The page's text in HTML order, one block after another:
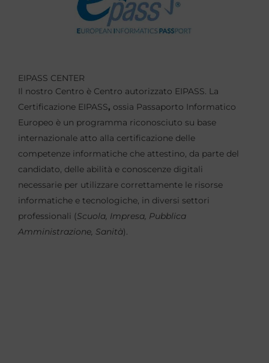
EIPASS CENTER
Il nostro Centro è Centro autorizzato EIPASS. La
Certificazione EIPASS, ossia Passaporto Informatico
Europeo è un programma riconosciuto su base
internazionale atto alla certificazione delle
competenze informatiche che attestino, da parte del
candidato, delle abilità e conoscenze digitali
necessarie per utilizzare correttamente le risorse
informatiche e tecnologiche, in diversi settori
professionali (Scuola, Impresa, Pubblica
Amministrazione, Sanità).